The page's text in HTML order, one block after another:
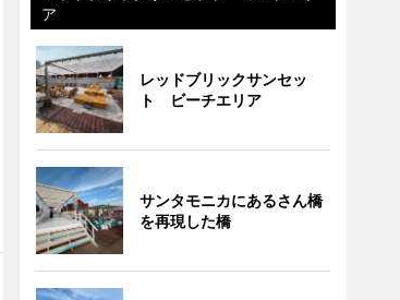
ア
レッドブリックサンセッ
ト ビーチエリア
サンタモニカにあるさん橋
を再現した橋